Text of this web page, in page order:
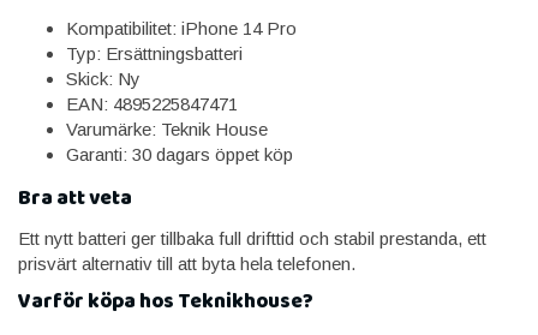
Kompatibilitet: iPhone 14 Pro
Typ: Ersättningsbatteri
Skick: Ny
EAN: 4895225847471
Varumärke: Teknik House
Garanti: 30 dagars öppet köp
Bra att veta
Ett nytt batteri ger tillbaka full drifttid och stabil prestanda, ett
prisvärt alternativ till att byta hela telefonen.
Varför köpa hos Teknikhouse?